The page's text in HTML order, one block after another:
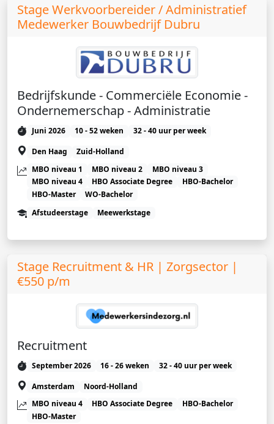
Stage Werkvoorbereider / Administratief
Medewerker Bouwbedrijf Dubru
Bedrijfskunde - Commerciële Economie -
Ondernemerschap - Administratie
Juni 2026 10 - 52 weken
32 - 40 uur per week
Den Haag
Zuid-Holland
MBO niveau 1
MBO niveau 2
MBO niveau 3
MBO niveau 4
HBO Associate Degree
HBO-Bachelor
HBO-Master
WO-Bachelor
Afstudeerstage
Meewerkstage
Stage Recruitment & HR | Zorgsector |
€550 p/m
Recruitment
September 2026 16 - 26 weken
32 - 40 uur per week
Amsterdam
Noord-Holland
MBO niveau 4
HBO Associate Degree
HBO-Bachelor
HBO-Master